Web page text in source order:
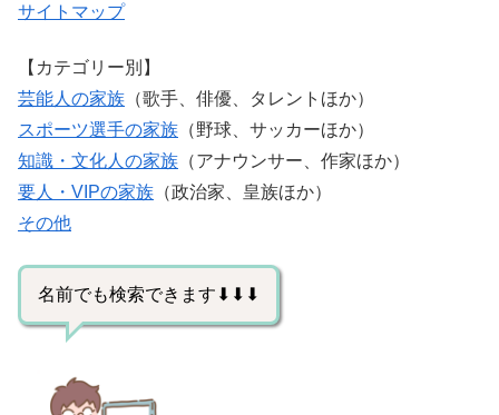
サイトマップ
【カテゴリー別】
芸能人の家族 （歌手、俳優、タレントほか）
スポーツ選手の家族 （野球、サッカーほか）
知識・文化人の家族 （アナウンサー、作家ほか）
要人・VIPの家族 （政治家、皇族ほか）
その他
名前でも検索できます⬇⬇⬇